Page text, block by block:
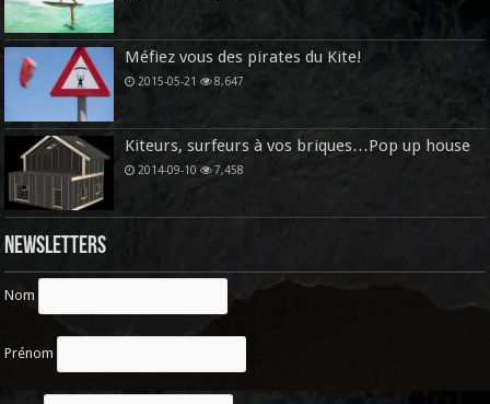
Méfiez vous des pirates du Kite!
2015-05-21 8,647
Kiteurs, surfeurs à vos briques…Pop up house
2014-09-10 7,458
Newsletters
Nom
Prénom